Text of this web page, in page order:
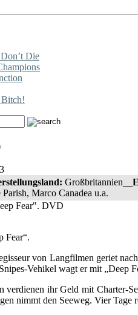
Die
Bitch!
Großbritannien__
Marco Canadea u.a.
Fear“.
von Langfilmen geriet
Vehikel wagt er mit
verdienen ihr Geld mit Charter-
nimmt den Seeweg. Vier